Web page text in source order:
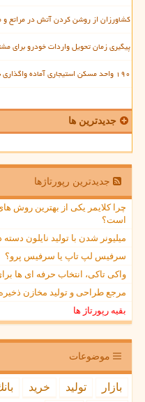
کشاورزان از روشن کردن آتش در مراتع و
پیگیری زمان تحویل واردات خودرو برای
۱۹۰ واحد مسکن استیجاری آماده واگذاری به زوج های جوان است
جدیدترین ها
جدیدترین رپورتاژها
چرا کلایمر یکی از بهترین روش
است؟
میلیونر شدن با تولید نایلون دسته
سرفیس لپ تاپ یا سرفیس پرو؟
واکی تاکی، انتخاب حرفه ای ها
مرجع طراحی و تولید مخازن
بقیه رپورتاژ ها
موضوعات
بازار تولید خرید